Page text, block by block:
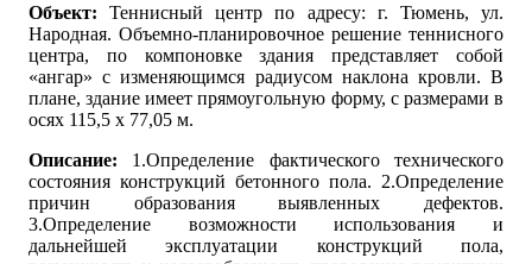
Объект:Теннисный центр по адресу: г. Тюмень, ул.
Народная. Объемно-планировочное решение теннисного
центра, по компоновке здания представляет собой
«ангар» с изменяющимся радиусом наклона кровли. В
плане, здание имеет прямоугольную форму, с размерами в
осях 115,5 х 77,05 м.
Описание: 1.Определение фактического технического
состояния конструкций бетонного пола. 2.Определение
причин образования выявленных дефектов.
3.Определение возможности использования и
дальнейшей эксплуатации конструкций пола,